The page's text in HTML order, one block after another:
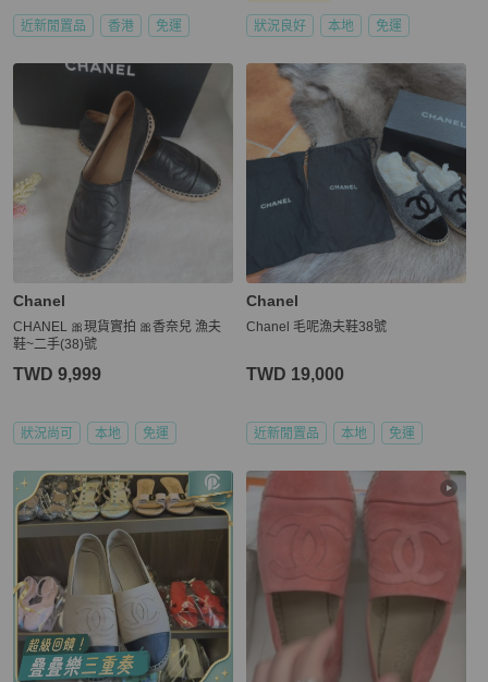
近新閒置品 香港 免運 狀況良好 本地 免運
Chanel
CHANEL 🎀現貨實拍 🎀香奈兒 漁夫
鞋~二手(38)號
TWD 9,999
狀況尚可 本地 免運
Chanel
Chanel 毛呢漁夫鞋38號
TWD 19,000
近新閒置品 本地 免運